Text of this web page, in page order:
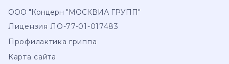
ООО "Концерн "МОСКВИА ГРУПП"
Лицензия ЛО-77-01-017483
Профилактика гриппа
Карта сайта